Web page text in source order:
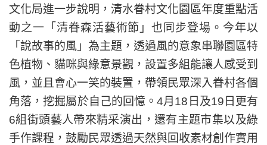
文化局進一步說明，清水眷村文化園區年度重點活
動之一「清眷森活藝術節」也同步登場。今年以
「說故事的風」為主題，透過風的意象串聯園區特
色植物、貓咪與綠意景觀，設置多組能讓人感受到
風，並且會心一笑的裝置，帶領民眾深入眷村各個
角落，挖掘屬於自己的回憶。4月18日及19日更有
6組街頭藝人帶來精采演出，還有主題市集以及綠
手作課程，鼓勵民眾透過天然與回收素材創作實用